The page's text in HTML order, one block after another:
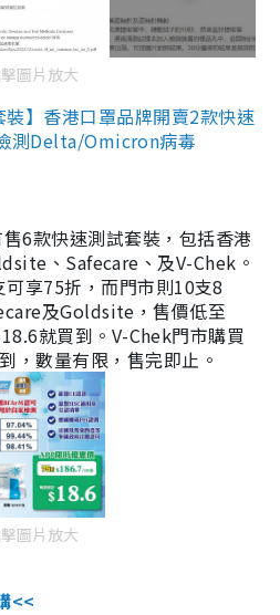
圖片放大
】香港口罩品牌開賣2款快速
測Delta/Omicron病毒
6款快速測試套裝，包括香港
、Safecare、及V-Chek。
享75折，而門市則10支8
及Goldsite，售價低至
就買到。V-Chek門市購買
，數量有限，售完即止。
圖片放大
<<